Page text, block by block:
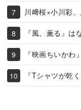
川﨑桜×小川彩
『風、薫る』は
『映画ちいか
『Tシャツが乾